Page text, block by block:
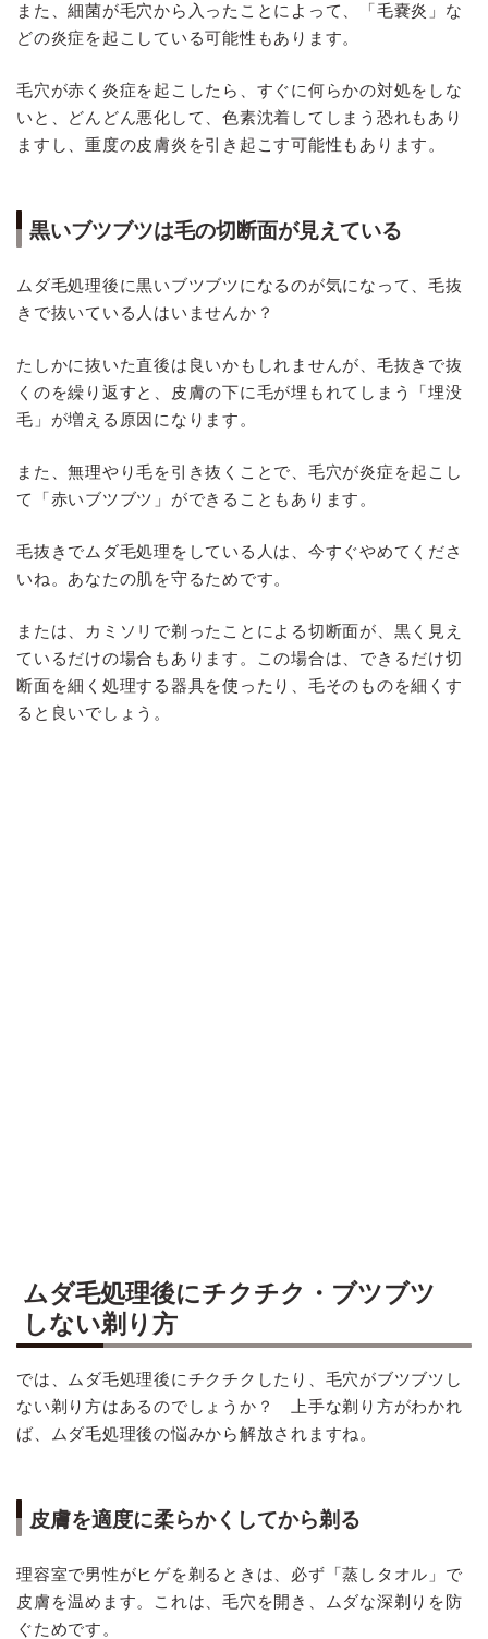
また、細菌が毛穴から入ったことによって、「毛嚢炎」な
どの炎症を起こしている可能性もあります。
毛穴が赤く炎症を起こしたら、すぐに何らかの対処をしな
いと、どんどん悪化して、色素沈着してしまう恐れもあり
ますし、重度の皮膚炎を引き起こす可能性もあります。
黒いブツブツは毛の切断面が見えている
ムダ毛処理後に黒いブツブツになるのが気になって、毛抜
きで抜いている人はいませんか？
たしかに抜いた直後は良いかもしれませんが、毛抜きで抜
くのを繰り返すと、皮膚の下に毛が埋もれてしまう「埋没
毛」が増える原因になります。
また、無理やり毛を引き抜くことで、毛穴が炎症を起こし
て「赤いブツブツ」ができることもあります。
毛抜きでムダ毛処理をしている人は、今すぐやめてくださ
いね。あなたの肌を守るためです。
または、カミソリで剃ったことによる切断面が、黒く見え
ているだけの場合もあります。この場合は、できるだけ切
断面を細く処理する器具を使ったり、毛そのものを細くす
ると良いでしょう。
ムダ毛処理後にチクチク・ブツブツ
しない剃り方
では、ムダ毛処理後にチクチクしたり、毛穴がブツブツし
ない剃り方はあるのでしょうか？ 上手な剃り方がわかれ
ば、ムダ毛処理後の悩みから解放されますね。
皮膚を適度に柔らかくしてから剃る
理容室で男性がヒゲを剃るときは、必ず「蒸しタオル」で
皮膚を温めます。これは、毛穴を開き、ムダな深剃りを防
ぐためです。